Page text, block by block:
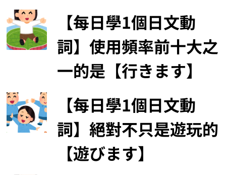
【每日學1個日文動
詞】使用頻率前十大之
一的是【行きます】
【每日學1個日文動
詞】絕對不只是遊玩的
【遊びます】